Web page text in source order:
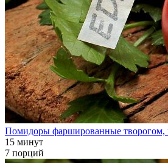
Помидоры фаршированные творогом,
15 минут
7 порций